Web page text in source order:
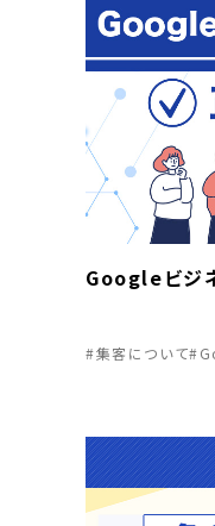
Googleビジ
#集客について